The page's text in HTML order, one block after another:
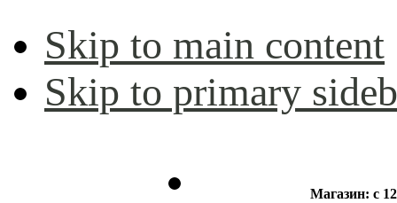
Skip to main content
Skip to primary
Магазин: с